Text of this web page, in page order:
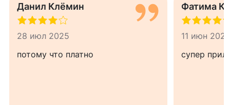
Данил Клёмин
28 июл 2025
потому что платно
Фатима
11 июн 2025
супер